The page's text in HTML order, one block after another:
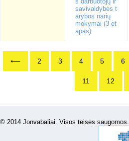
savivaldybės t
arybos narių
mokymai (3 et
apas)
⟵ 2 3 4 5 6
11 12
© 2014 Jonvabaliai. Visos teisės saugomos.